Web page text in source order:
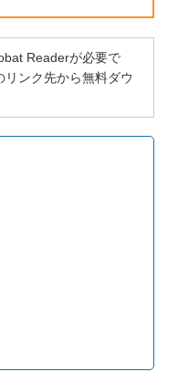
Readerが必要で
ンク先から無料ダウ